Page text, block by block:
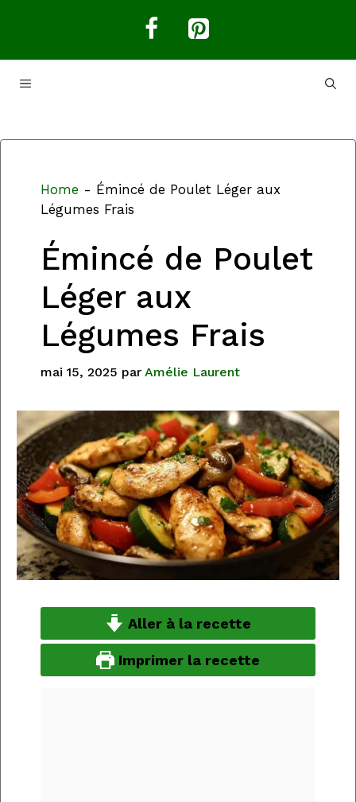
MENU
Home - Émincé de Poulet Léger aux
Légumes Frais
Émincé de Poulet
Léger aux
Légumes Frais
mai 15, 2025 par Amélie Laurent
Aller à la recette
Imprimer la recette